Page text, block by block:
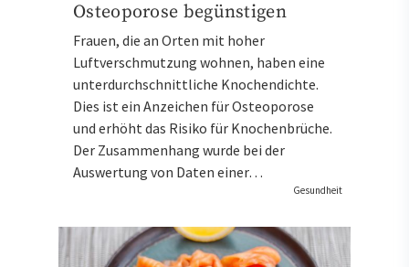
Osteoporose begünstigen
Frauen, die an Orten mit hoher
Luftverschmutzung wohnen, haben eine
unterdurchschnittliche Knochendichte.
Dies ist ein Anzeichen für Osteoporose
und erhöht das Risiko für Knochenbrüche.
Der Zusammenhang wurde bei der
Auswertung von Daten einer…
Gesundheit